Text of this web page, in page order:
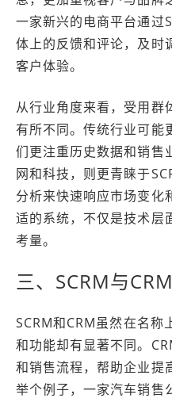
一家新兴的电商平台通过
体上的反馈和评论，及时
客户体验。
从行业角度来看，受用群
有所不同。传统行业可能
们更注重历史数据和销售
网和科技，则更青睐于
分析来快速响应市场变化
适的系统，不仅是技术层
考量。
三、SCRM与
SCRM和CRM虽然在名称
和功能却有显著不同。
和销售流程，帮助企业提
举个例子，一家汽车销售